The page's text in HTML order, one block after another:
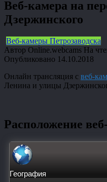
Веб-камера на
Дзержинского
Веб-камеры Петрозаводска
Автор Online.webcams На
Опубликовано 14.10.2018
Онлайн трансляция с веб-
Ленина и улицы
Расположение
География